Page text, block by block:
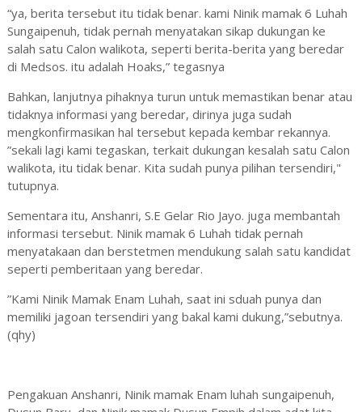
“ya, berita tersebut itu tidak benar. kami Ninik mamak 6 Luhah
Sungaipenuh, tidak pernah menyatakan sikap dukungan ke
salah satu Calon walikota, seperti berita-berita yang beredar
di Medsos. itu adalah Hoaks,” tegasnya
Bahkan, lanjutnya pihaknya turun untuk memastikan benar atau
tidaknya informasi yang beredar, dirinya juga sudah
mengkonfirmasikan hal tersebut kepada kembar rekannya.
”sekali lagi kami tegaskan, terkait dukungan kesalah satu Calon
walikota, itu tidak benar. Kita sudah punya pilihan tersendiri,"
tutupnya.
Sementara itu, Anshanri, S.E Gelar Rio Jayo. juga membantah
informasi tersebut. Ninik mamak 6 Luhah tidak pernah
menyatakaan dan berstetmen mendukung salah satu kandidat
seperti pemberitaan yang beredar.
”Kami Ninik Mamak Enam Luhah, saat ini sduah punya dan
memiliki jagoan tersendiri yang bakal kami dukung,”sebutnya.
(qhy)
Pengakuan Anshanri, Ninik mamak Enam luhah sungaipenuh,